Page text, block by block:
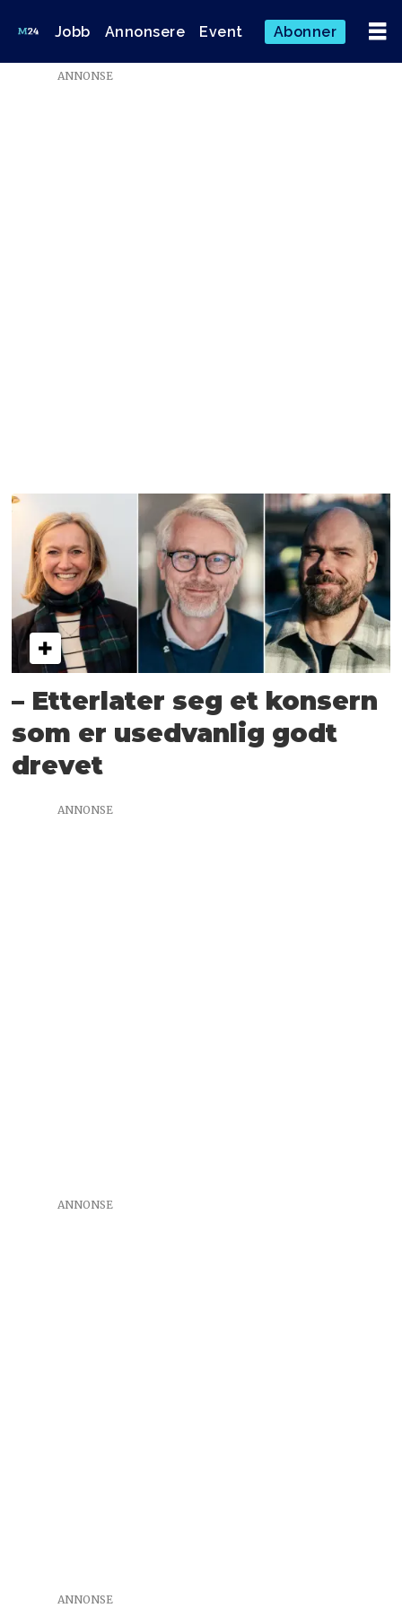
Jobb Annonsere Event Abonner
Emne:
ANNONSE
– Etterlater seg et konsern
som er usedvanlig godt
drevet
ANNONSE
ANNONSE
ANNONSE